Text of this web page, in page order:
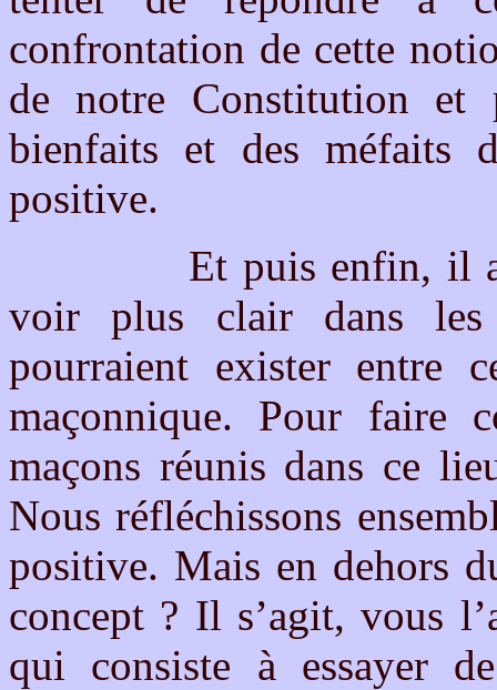
confrontation de cette
de notre Constitution et
bienfaits et des méfaits
positive.
Et puis enfin, il
voir plus clair dans les
pourraient exister entre
maçonnique. Pour faire
maçons réunis dans ce
Nous réfléchissons
positive. Mais en dehors
concept ? Il s’agit, vous
qui consiste à essayer